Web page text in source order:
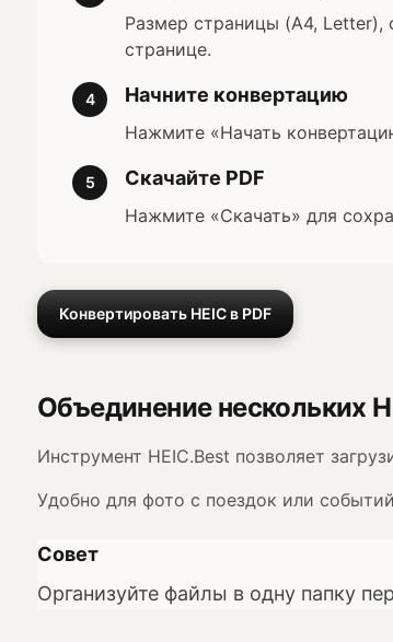
Размер страницы (A4, Letter),
странице.
4 Начните конвертацию
Нажмите «Начать
5 Скачайте PDF
Нажмите «Скачать» для
Конвертировать HEIC в PDF
Объединение нескольких
Инструмент HEIC.Best позволяет
Удобно для фото с поездок или
Совет
Организуйте файлы в одну папку